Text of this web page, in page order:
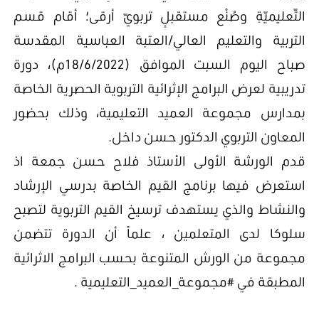
التّعليميّةِ وصُنْع مستقبلٍ تربويّ أرقى؛ أقام قسم
التربية والتعليم العالي/العتبة العباسية المقدسة
صباح اليوم السبت الموافق (18/6/2022م)، دورة
تدريبية لعرض البرامج الإثرائية التربوية الحصرية الخاصة
بمدارس مجموعة العميد التعليمية، وذلك بحضور
المعاون التربوي الدكتور حسن داخل.
قدم الورشة الأولى الأستاذ فلاح حسن جمعة اذ
استعرض فيها برنامج القيم الخاصة بدرسي الإرشاد
والنشاط والذي يستهدف ترسيخ القيم التربوية لتصبح
سلوكا لدى المتعلمين ، علماً أن الدورة تتضمن
مجموعة من الورش المتنوعة بحسب البرامج الاثرائية
المطبقة في#مجموعة_العميد_التعليمية .